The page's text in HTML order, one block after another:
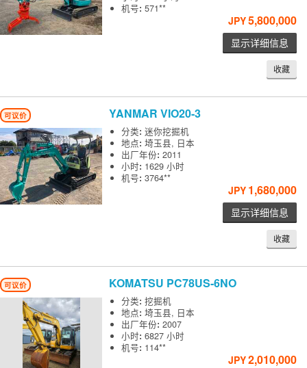
机号:571**
JPY5,800,000
显示详细信息
收藏
可议价 YANMARVIO20-3
分类:迷你挖掘机
地点:埼玉县, 日本
出厂年份:2011
小时: 1629 小时
机号:3764**
JPY 1,680,000
显示详细信息
收藏
可议价 KOMATSU PC78US-6NO
分类:挖掘机
地点:埼玉县, 日本
出厂年份:2007
小时:6827 小时
机号: 114**
JPY2,010,000